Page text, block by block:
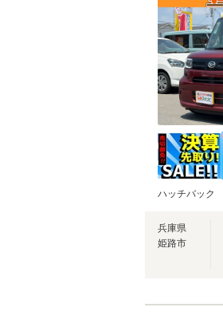
ハッチバック
兵庫県
姫路市